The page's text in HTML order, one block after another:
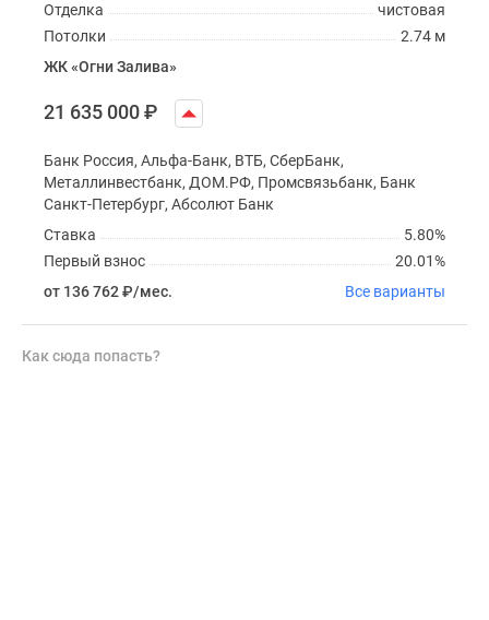
чистовая
Отделка
2.74 м
Потолки
ЖК «Огни Залива»
21 635 000₽
Банк Россия, Альфа-Банк, ВТБ, СберБанк,
Металлинвестбанк, ДОМ.РФ, Промсвязьбанк, Банк
Санкт-Петербург, Абсолют Банк
5.80%
Ставка
20.01%
Первый взнос
от 136 762₽/мес. Все варианты
Как сюда попасть?